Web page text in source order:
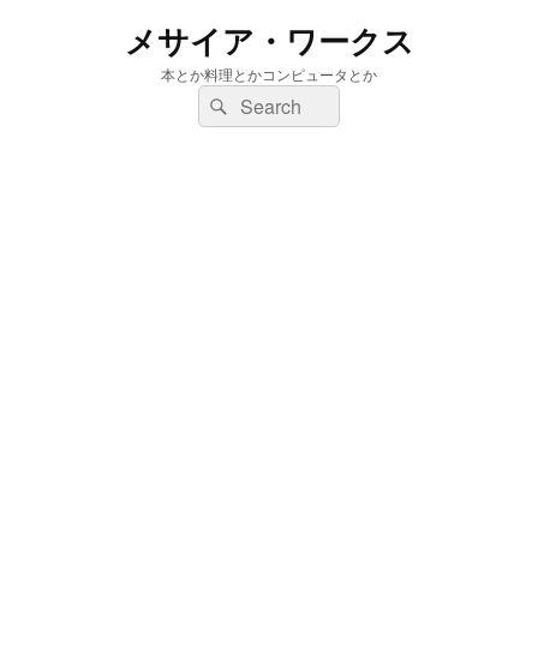
メサイア・ワークス
本とか料理とかコンピュータとか
検
索:
検
索